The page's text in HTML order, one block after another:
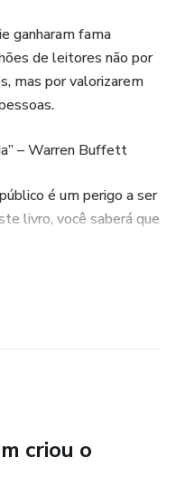
ganharam fama
de leitores não por
mas por valorizarem
– Warren Buffett
é um perigo a ser
livro, você saberá que
trunfo para sua
se comunicar, mas
criou o